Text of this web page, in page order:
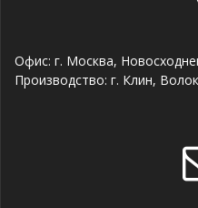
Офис: г. Москва,
Производство: г. Клин,